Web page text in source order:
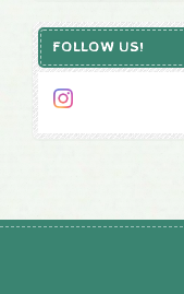
FOLLOW US!